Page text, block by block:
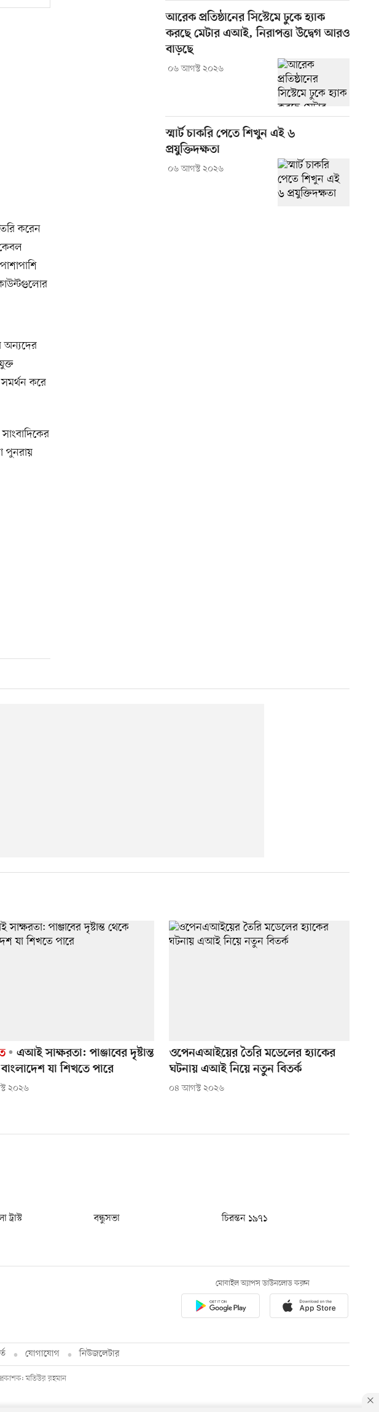
করেন
অন্যদের
করে
পুনরায়
আরেক প্রতিষ্ঠানের সিস্টেমে ঢুকে হ্যাক
করছে মেটার এআই, নিরাপত্তা উদ্বেগ আরও
বাড়ছে
০৬ আগস্ট ২০২৬
স্মার্ট চাকরি পেতে শিখুন এই ৬
প্রযুক্তিদক্ষতা
০৬ আগস্ট ২০২৬
এআই সাক্ষরতা: পাঞ্জাবের দৃষ্টান্ত
যা শিখতে পারে
২০২৬
ওপেনএআইয়ের তৈরি মডেলের হ্যাকের
ঘটনায় এআই নিয়ে নতুন বিতর্ক
০৪ আগস্ট ২০২৬
বন্ধুসভা
চিরন্তন ১৯৭১
মোবাইল অ্যাপস ডাউনলোড করুন
যোগাযোগ নিউজলেটার
মতিউর রহমান